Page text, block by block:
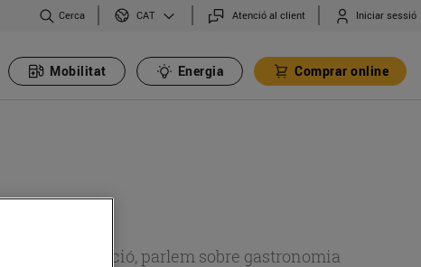
Cerca CAT Atenció al client Iniciar sessió
Mobilitat Energia Comprar online
alimentació, parlem sobre gastronomia